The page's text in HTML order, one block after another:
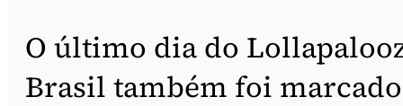
O último dia do
Brasil também foi marcado